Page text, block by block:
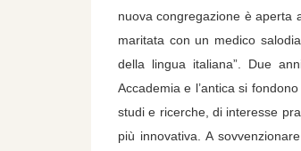
nuova congregazione è aperta
maritata con un medico
della lingua italiana”. Due
Accademia e l’antica si
studi e ricerche, di interesse
più innovativa. A